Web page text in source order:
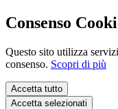
Consenso
Questo sito utilizza
consenso. Scopri di più
Accetta tutto
Accetta selezionati